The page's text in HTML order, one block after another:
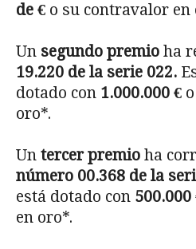
de € o su contravalor en
Un segundo premio ha
19.220 de la serie 022.
dotado con 1.000.000 €
oro*.
Un tercer premio ha
número 00.368 de la
está dotado con 500.000
en oro*.